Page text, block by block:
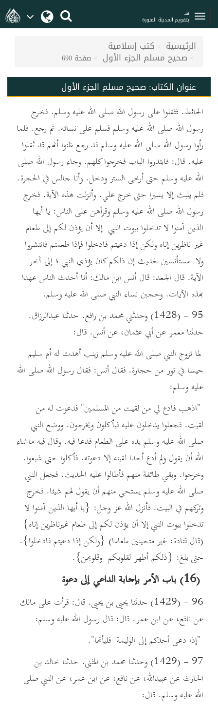
هـ
بتقويم المدينة المنورة
الرئيسية كتب إسلامية
صحيح مسلم الجزء الأول صفحة 690
عنوان الكتاب: صحيح مسلم الجزء الأول
الحائط. فثقلوا على رسول الله صلى الله عليه وسلم. فخرج
رسول الله صلى الله عليه وسلم فسلم على نسائه. ثم رجع. فلما
رأوا رسول الله صلى الله عليه وسلم قد رجع ظنوا أنهم قد ثقلوا
عليه. قال: فابتدروا الباب فخرجوا كلهم. وجاء رسول الله صلى
الله عليه وسلم حتى أرخى الستر ودخل. وأنا جالس في الحجرة.
فلم يلبث إلا يسيرا حتى خرج علي. وأنزلت هذه الآية. فخرج
رسول الله صلى الله عليه وسلم وقرأهن على الناس: يا أيها
الذين آمنوا لا تدخلوا بيوت النبي إلا أن يؤذن لكم إلى طعام
غير ناظرين إناه ولكن إذا دعيتم فادخلوا فإذا طعمتم فانتشروا
ولا مستأنسين لحديث إن ذلكم كان يؤذي النبي ؛ إلى آخر
الآية. قال الجعد: قال أنس ابن مالك: أنا أحدث الناس عهدا
بهذه الآيات. وحجبن نساء النبي صلى الله عليه وسلم.
95 - (1428) وحدثني محمد بن رافع. حدثنا عبدالرزاق.
حدثنا معمر عن أبي عثمان، عن أنس. قال:
لما تزوج النبي صلى الله عليه وسلم زينب أهدت له أم سليم
حيسا في تور من حجارة. فقال أنس: فقال رسول الله صلى الله
عليه وسلم:
"اذهب فادع لي من لقيت من المسلمين" فدعوت له من
لقيت. فجعلوا يدخلون عليه فيأكلون ويخرجون. ووضع النبي
صلى الله عليه وسلم يده على الطعام فدعا فيه. وقال فيه ماشاء
الله أن يقول ولم أدع أحدا لقيته إلا دعوته. فأكلوا حتى شبعوا.
وخرجوا. وبقي طائفة منهم فأطالوا عليه الحديث. فجعل النبي
صلى الله عليه وسلم يستحي منهم أن يقول لهم شيئا. فخرج
وتركهم في البيت. فأنزل الله عز وجل: {يا أيها الذين آمنوا لا
تدخلوا بيوت النبي إلا أن يؤذن لكم إلى طعام غيرناظرين إناه}
(قال قتادة: غير متحينين طعاما) {ولكن إذا دعيتم فادخلوا}.
حتى بلغ: {ذلكم أطهر لقلوبكم وقلوبهن}.
(16) باب الأمر بإجابة الداعي إلى دعوة
96 - (1429) حدثنا يحيى بن يحيى. قال: قرأت على مالك
عن نافع، عن ابن عمر. قال: قال رسول الله عليه وسلم:
"إذا دعى أحدكم إلى الوليمة فليأتها".
97 - (1429) وحدثنا محمد بن المثنى. حدثنا خالد بن
الحارث عن عبيدالله، عن نافع، عن ابن عمر، عن النبي صلى
الله عليه وسلم. قال: